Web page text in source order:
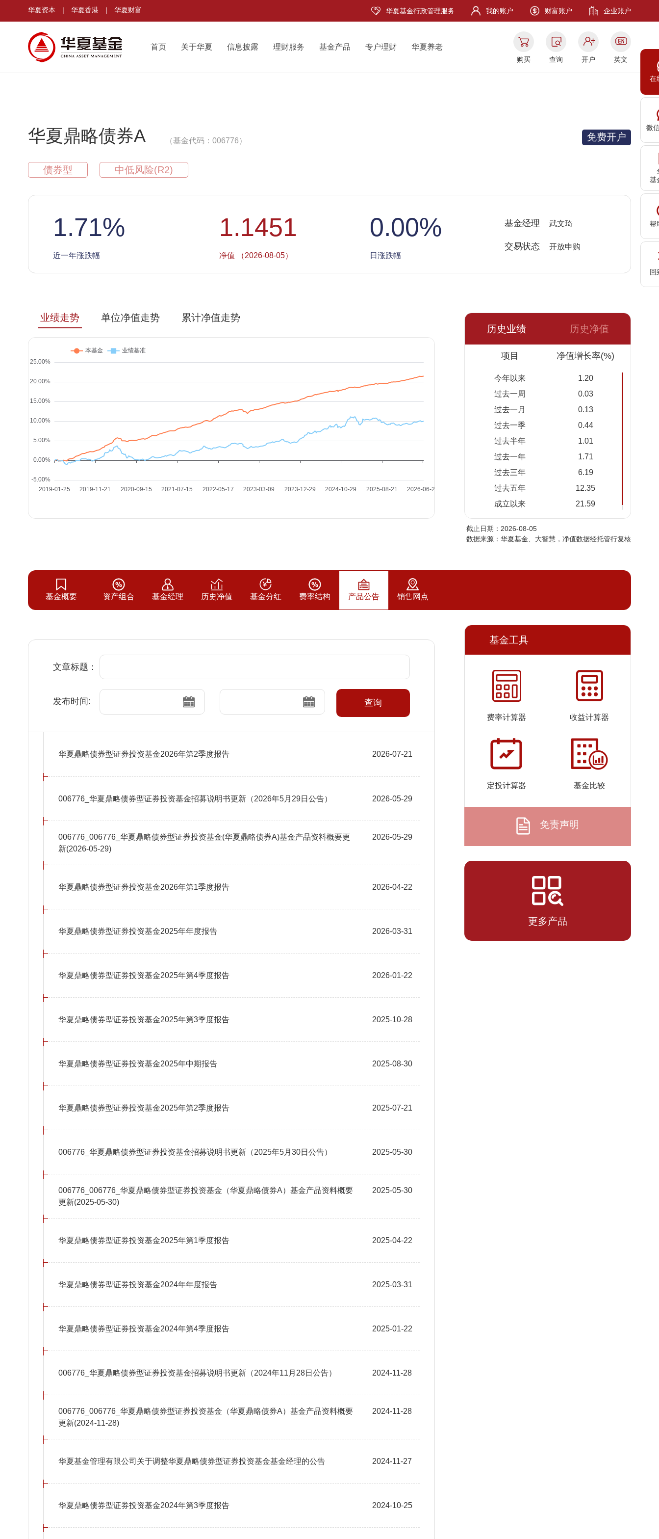
在
微
基
帮
回
华夏资本 | 华夏香港 | 华夏财富 华夏基金行政管理服务 我的账户 财富账户 企业账户
首页 关于华夏 信息披露 理财服务 基金产品 专户理财 华夏养老
购买 查询 开户 英文
华夏鼎略债券A （基金代码：006776）
债券型 中低风险(R2)
免费开户
1.71%
近一年涨跌幅
1.1451
净值 （2026-08-05）
0.00%
日涨跌幅
基金经理 武文琦
交易状态 开放申购
业绩走势 单位净值走势
累计净值走势
历史业绩
历史净值
项目 净值增长率(%)
今年以来
1.20
过去一周
0.03
过去一月
0.13
过去一季
0.44
过去半年
1.01
过去一年
1.71
过去三年
6.19
过去五年
12.35
成立以来
21.59
净值
累计净
2026-
1.1451
08-04
2026-
08-03
1.1450
2026-
07-31
1.1449
2026-
1.1449
2026-
07-29
1.1448 1.2098
2026-
07-24
1.1446 1.2096
2026-
1.1446
07-22
2026-
1.1443
2026-
1.1443
1.1442
07-16
1.1441 1.2091
1.2091
截止日期：2026-08-05
数据来源：华夏基金、大智慧，净值数据经托管行复核
基金概要 资产组合 基金经理 历史净值 基金分红 费率结构 产品公告 销售网点
基金工具
费率计算器 收益计算器
定投计算器 基金比较
免责声明
更多产品